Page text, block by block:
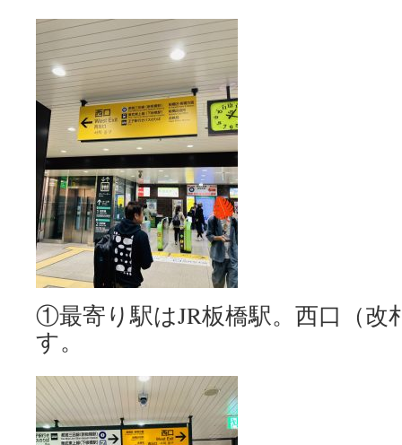
①最寄り駅はJR板橋駅。西口（改
す。